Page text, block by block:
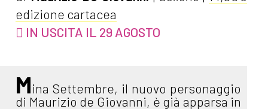
edizione cartacea
IN USCITA IL 29 AGOSTO
Mina Settembre, il nuovo personaggio
di Maurizio de Giovanni, è già apparsa in